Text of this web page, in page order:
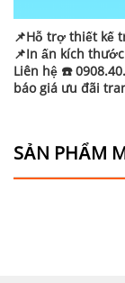
📌Hỗ trợ thiết kế
📌In ấn kích
Liên hệ ☎️
báo giá ưu đãi
SẢN PHẨM